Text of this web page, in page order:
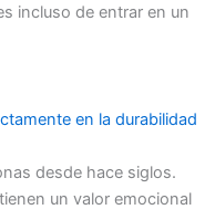
incluso de entrar en un
en la durabilidad
desde hace siglos.
un valor emocional